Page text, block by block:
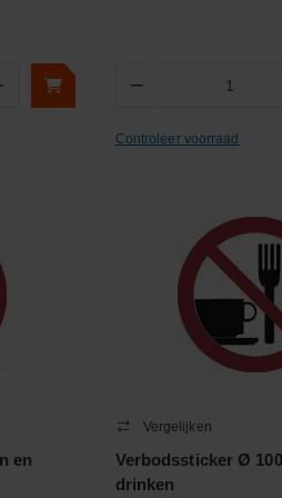
−
Controleer voorraad
en
Vergelijken
Verbodssticker Ø
drinken